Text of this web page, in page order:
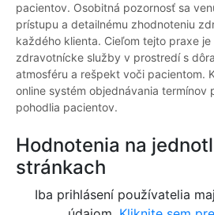
pacientov. Osobitná pozornosť sa
prístupu a detailnému zhodnoteniu
každého klienta. Cieľom tejto praxe
zdravotnícke služby v prostredí s
atmosféru a rešpekt voči pacientom.
online systém objednávania termínov
pohodlia pacientov.
Hodnotenia na
stránkach
Iba prihlásení používatelia